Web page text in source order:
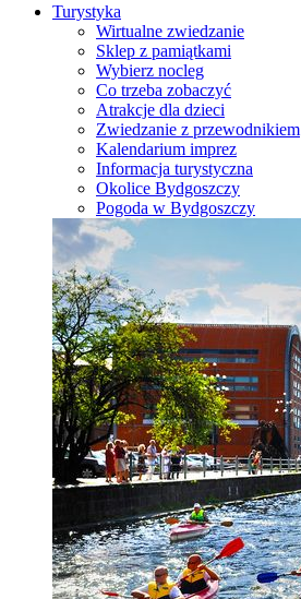
Turystyka
Wirtualne zwiedzanie
Sklep z pamiątkami
Wybierz nocleg
Co trzeba zobaczyć
Atrakcje dla dzieci
Zwiedzanie z przewodnikiem
Kalendarium imprez
Informacja turystyczna
Okolice Bydgoszczy
Pogoda w Bydgoszczy